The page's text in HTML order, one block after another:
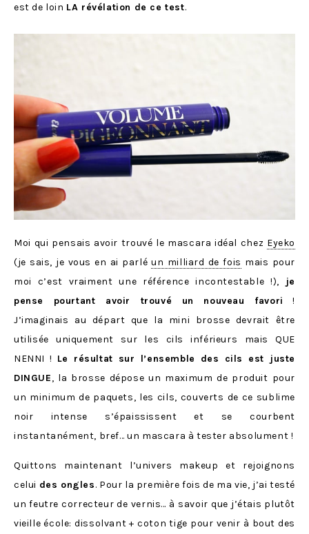
est de loin LA révélation de ce test.
Moi qui pensais avoir trouvé le mascara idéal chez Eyeko
(je sais, je vous en ai parléun milliard de fois mais pour
moi c’est vraiment une référence incontestable !),
je
pense pourtant avoir trouvé un nouveau favori
!
J’imaginais au départ que la mini brosse devrait être
utilisée uniquement sur les cils inférieurs mais QUE
NENNI ! Le résultat sur l’ensemble des cils est juste
DINGUE, la brosse dépose un maximum de produit pour
un minimum de paquets, les cils, couverts de ce sublime
noir intense s’épaississent et se courbent
instantanément, bref… un mascara à tester absolument !
Quittons maintenant l’univers makeup et rejoignons
celui des ongles. Pour la première fois de ma vie, j’ai testé
un feutre correcteur de vernis… à savoir que j’étais plutôt
vieille école: dissolvant + coton tige pour venir à bout des